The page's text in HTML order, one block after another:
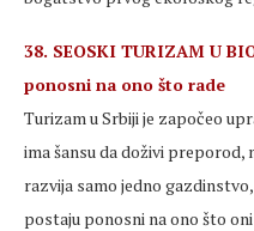
38. SEOSKI TURIZAM U
ponosni na ono što rade
Turizam u Srbiji je započeo
ima šansu da doživi
razvija samo jedno
postaju ponosni na ono što